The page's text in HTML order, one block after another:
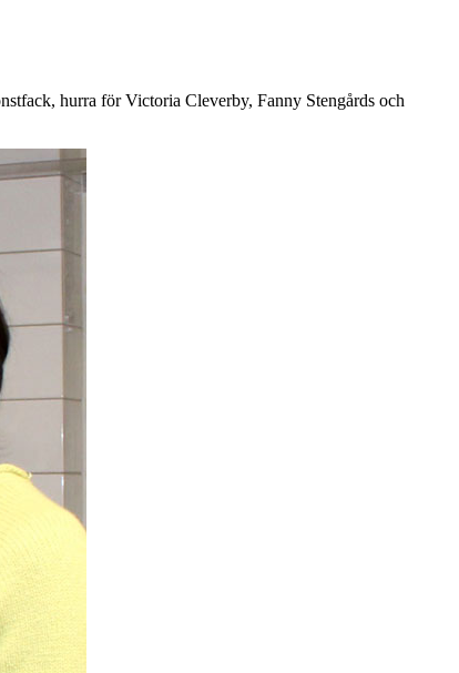
hurra för Victoria Cleverby, Fanny Stengårds och